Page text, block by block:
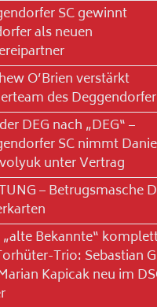
SC gewinnt
als neuen
O’Brien verstärkt
des
DEG nach „DEG“ –
SC nimmt
unter Vertrag
– Betrugsmasche
Bekannte“
Trio: Sebastian
Kapicak neu im